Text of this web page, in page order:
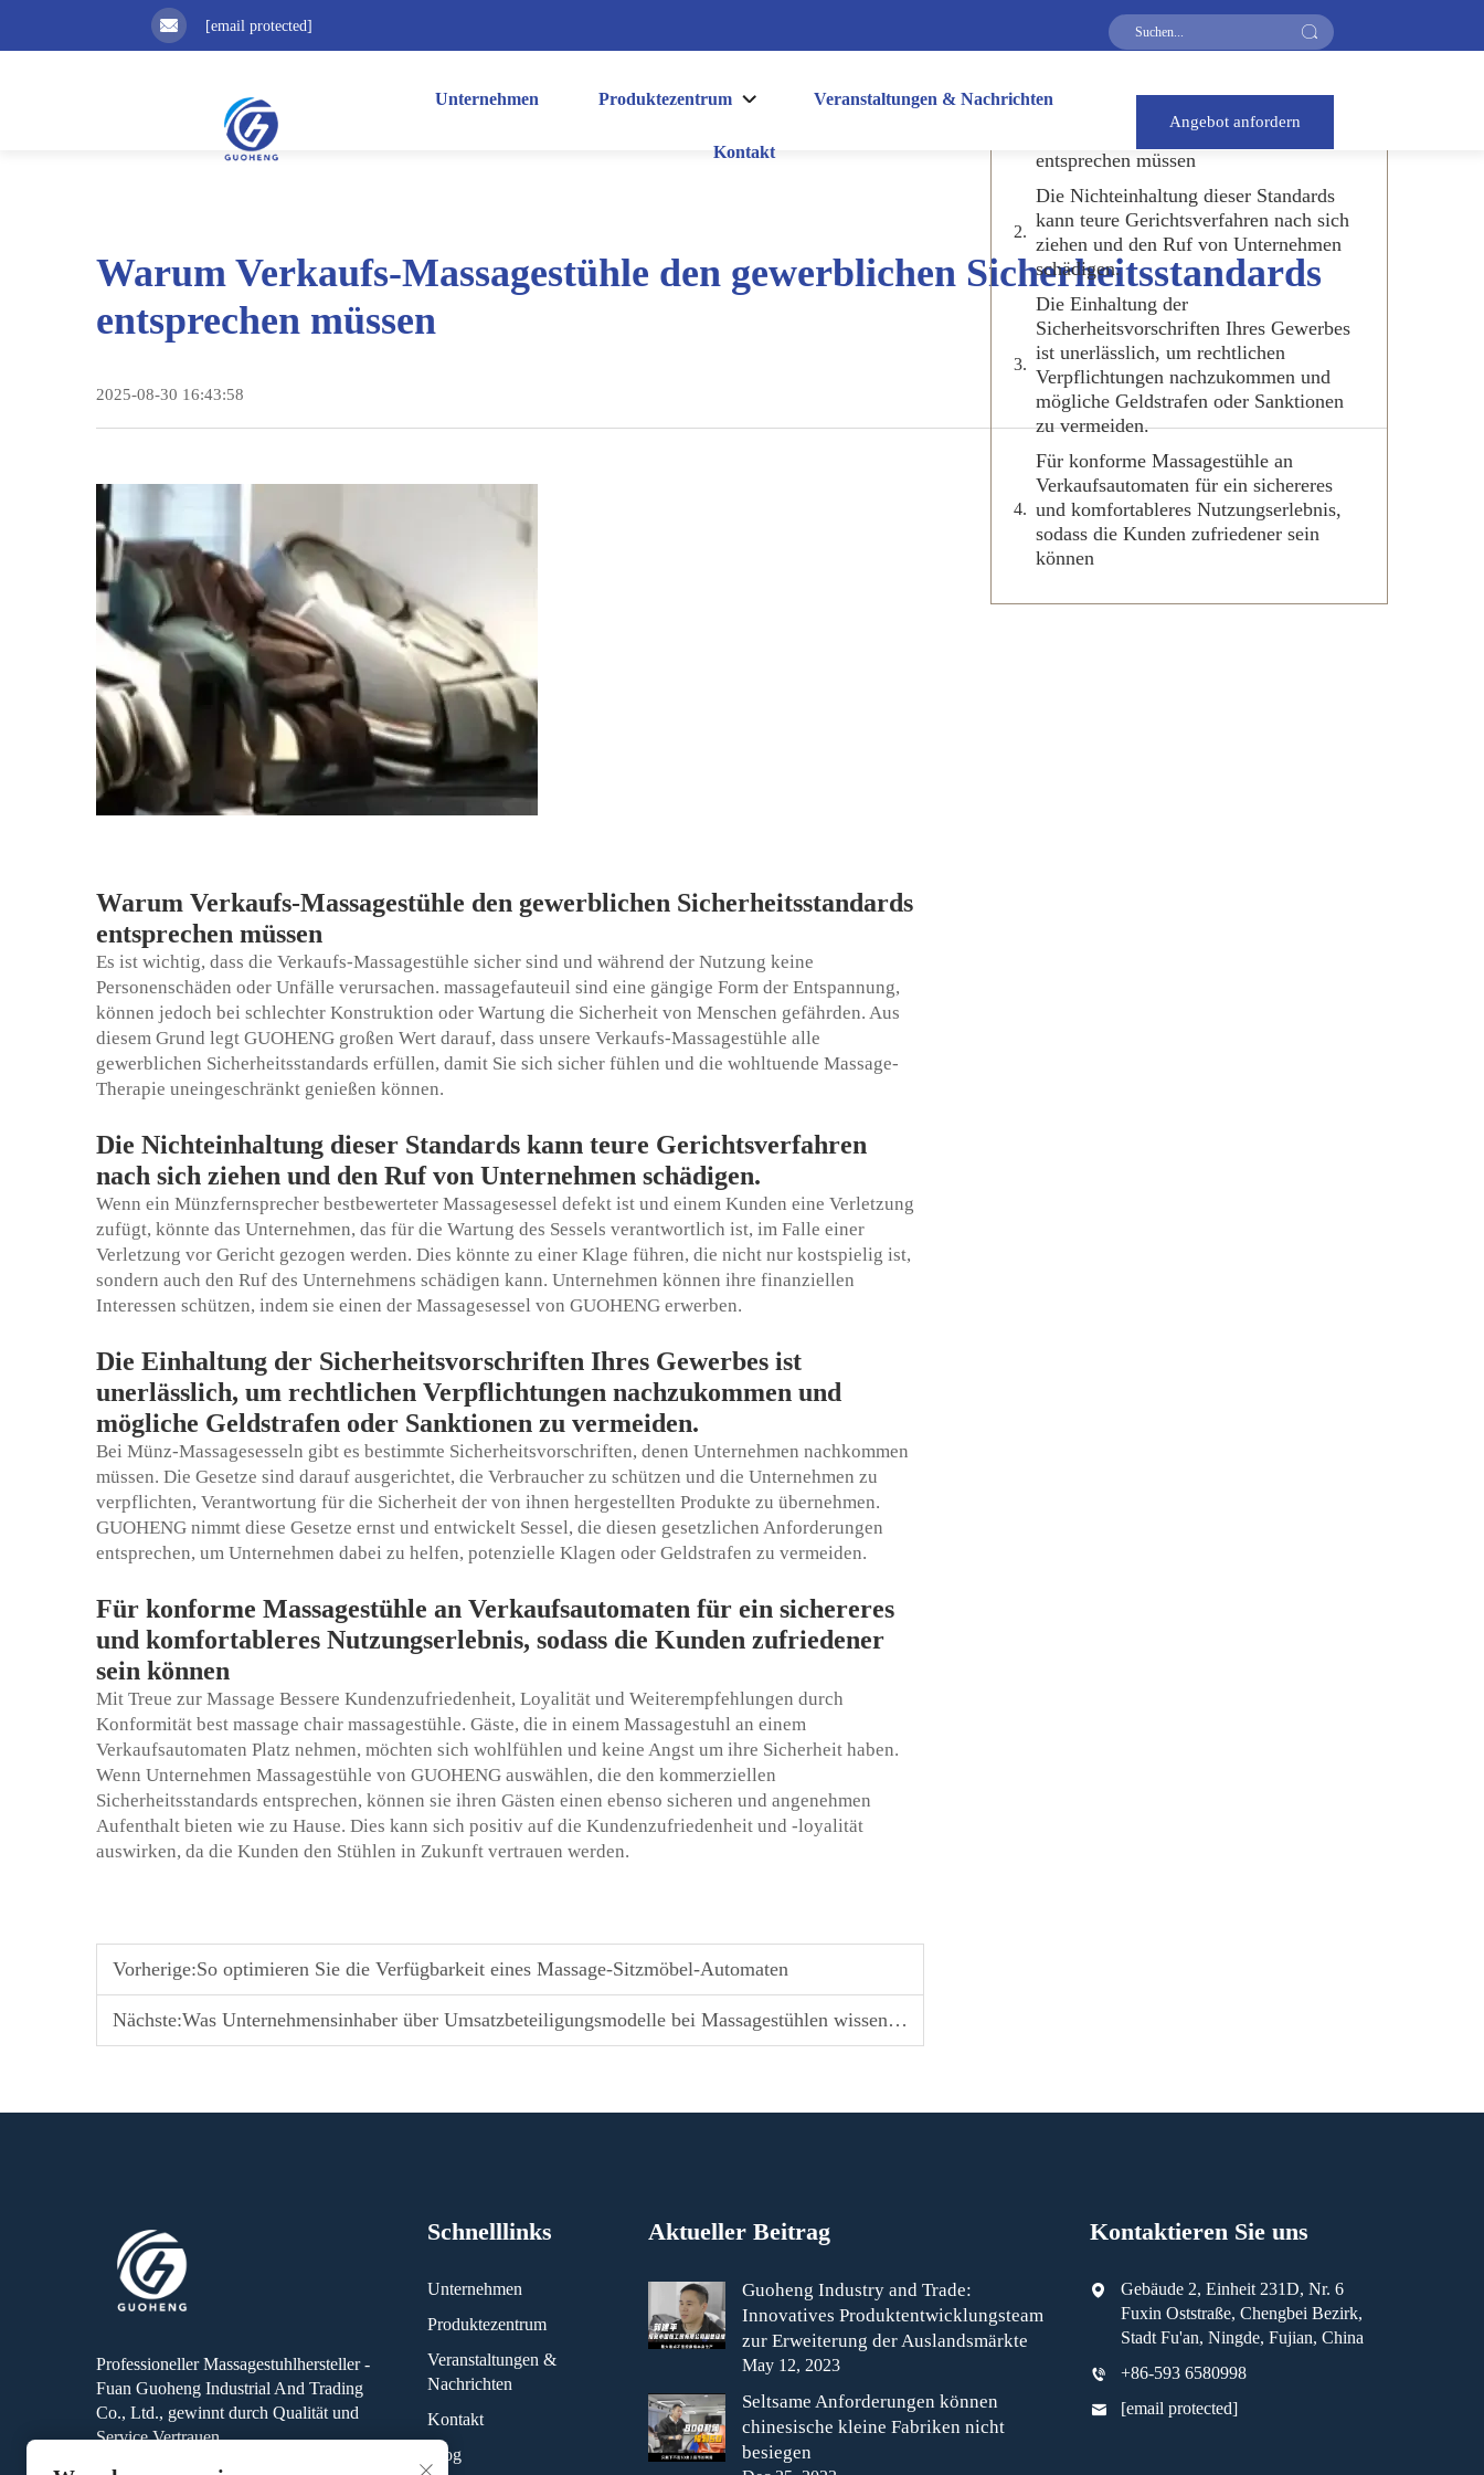
[email protected]
Unternehmen Produktezentrum Veranstaltungen & Nachrichten
Kontakt
Angebot anfordern
Warum Verkaufs-Massagestühle den gewerblichen Sicherheitsstandards
entsprechen müssen
2025-08-30 16:43:58
Warum Verkaufs-Massagestühle den gewerblichen Sicherheitsstandards
entsprechen müssen
Es ist wichtig, dass die Verkaufs-Massagestühle sicher sind und während der Nutzung keine
Personenschäden oder Unfälle verursachen. massagefauteuil sind eine gängige Form der Entspannung,
können jedoch bei schlechter Konstruktion oder Wartung die Sicherheit von Menschen gefährden. Aus
diesem Grund legt GUOHENG großen Wert darauf, dass unsere Verkaufs-Massagestühle alle
gewerblichen Sicherheitsstandards erfüllen, damit Sie sich sicher fühlen und die wohltuende Massage-
Therapie uneingeschränkt genießen können.
Die Nichteinhaltung dieser Standards kann teure Gerichtsverfahren
nach sich ziehen und den Ruf von Unternehmen schädigen.
Wenn ein Münzfernsprecher bestbewerteter Massagesessel defekt ist und einem Kunden eine Verletzung
zufügt, könnte das Unternehmen, das für die Wartung des Sessels verantwortlich ist, im Falle einer
Verletzung vor Gericht gezogen werden. Dies könnte zu einer Klage führen, die nicht nur kostspielig ist,
sondern auch den Ruf des Unternehmens schädigen kann. Unternehmen können ihre finanziellen
Interessen schützen, indem sie einen der Massagesessel von GUOHENG erwerben.
Die Einhaltung der Sicherheitsvorschriften Ihres Gewerbes ist
unerlässlich, um rechtlichen Verpflichtungen nachzukommen und
mögliche Geldstrafen oder Sanktionen zu vermeiden.
Bei Münz-Massagesesseln gibt es bestimmte Sicherheitsvorschriften, denen Unternehmen nachkommen
müssen. Die Gesetze sind darauf ausgerichtet, die Verbraucher zu schützen und die Unternehmen zu
verpflichten, Verantwortung für die Sicherheit der von ihnen hergestellten Produkte zu übernehmen.
GUOHENG nimmt diese Gesetze ernst und entwickelt Sessel, die diesen gesetzlichen Anforderungen
entsprechen, um Unternehmen dabei zu helfen, potenzielle Klagen oder Geldstrafen zu vermeiden.
Für konforme Massagestühle an Verkaufsautomaten für ein sichereres
und komfortableres Nutzungserlebnis, sodass die Kunden zufriedener
sein können
Mit Treue zur Massage Bessere Kundenzufriedenheit, Loyalität und Weiterempfehlungen durch
Konformität best massage chair massagestühle. Gäste, die in einem Massagestuhl an einem
Verkaufsautomaten Platz nehmen, möchten sich wohlfühlen und keine Angst um ihre Sicherheit haben.
Wenn Unternehmen Massagestühle von GUOHENG auswählen, die den kommerziellen
Sicherheitsstandards entsprechen, können sie ihren Gästen einen ebenso sicheren und angenehmen
Aufenthalt bieten wie zu Hause. Dies kann sich positiv auf die Kundenzufriedenheit und -loyalität
auswirken, da die Kunden den Stühlen in Zukunft vertrauen werden.
Vorherige:So optimieren Sie die Verfügbarkeit eines Massage-Sitzmöbel-Automaten
Nächste:Was Unternehmensinhaber über Umsatzbeteiligungsmodelle bei Massagestühlen wissen sollten
Inhaltsverzeichnis
Warum Verkaufs-Massagestühle den
gewerblichen Sicherheitsstandards
entsprechen müssen
Die Nichteinhaltung dieser Standards
kann teure Gerichtsverfahren nach sich
ziehen und den Ruf von Unternehmen
schädigen.
Die Einhaltung der
Sicherheitsvorschriften Ihres Gewerbes
ist unerlässlich, um rechtlichen
Verpflichtungen nachzukommen und
mögliche Geldstrafen oder Sanktionen
zu vermeiden.
Für konforme Massagestühle an
Verkaufsautomaten für ein sichereres
und komfortableres Nutzungserlebnis,
sodass die Kunden zufriedener sein
können
Professioneller Massagestuhlhersteller -
Fuan Guoheng Industrial And Trading
Co., Ltd., gewinnt durch Qualität und
Service Vertrauen.
Schnelllinks
Unternehmen
Produktezentrum
Veranstaltungen &
Nachrichten
Kontakt
Blog
Aktueller Beitrag
Guoheng Industry and Trade:
Innovatives Produktentwicklungsteam
zur Erweiterung der Auslandsmärkte
May 12, 2023
Seltsame Anforderungen können
chinesische kleine Fabriken nicht
besiegen
Kontaktieren Sie uns
Gebäude 2, Einheit 231D, Nr. 6
Fuxin Oststraße, Chengbei Bezirk,
Stadt Fu'an, Ningde, Fujian, China
+86-593 6580998
[email protected]